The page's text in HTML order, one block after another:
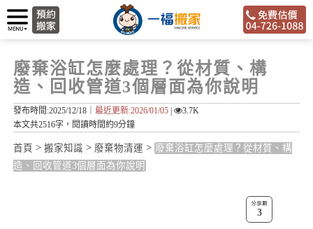
廢棄浴缸怎麼處理？從材質、構
造、回收管道3個層面為你說明
發布時間:2025/12/18｜ 最近更新:2026/01/05|
3.7K
本文共2516字，閱讀時間約9分鐘
首頁 > 搬家知識 > 廢棄物清運 > 廢棄浴缸怎麼處理？從材質、構
造、回收管道3個層面為你說明
3